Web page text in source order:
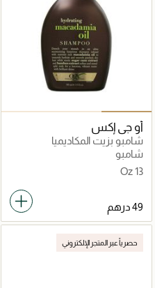
أو جي إكس
شامبو بزيت المكاديميا
شامبو
13 Oz
حصرياً عبر المتجر الإلكتروني